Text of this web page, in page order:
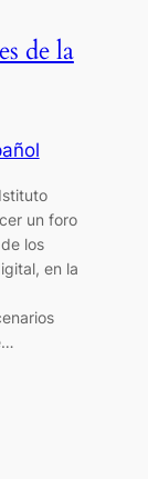
de la
un foro
los
en la